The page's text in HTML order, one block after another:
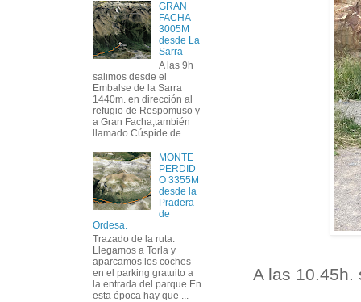
A las 10.45h.
GRAN
FACHA
3005M
desde La
Sarra
A las 9h
salimos desde el
Embalse de la Sarra
1440m. en dirección al
refugio de Respomuso y
a Gran Facha,también
llamado Cúspide de ...
MONTE
PERDID
O 3355M
desde la
Pradera
de
Ordesa.
Trazado de la ruta.
Llegamos a Torla y
aparcamos los coches
en el parking gratuito a
la entrada del parque.En
esta época hay que ...